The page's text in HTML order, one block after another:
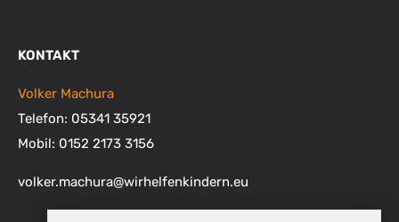
KONTAKT
Volker Machura
Telefon: 05341 35921
Mobil: 0152 2173 3156
volker.machura@wirhelfenkindern.eu